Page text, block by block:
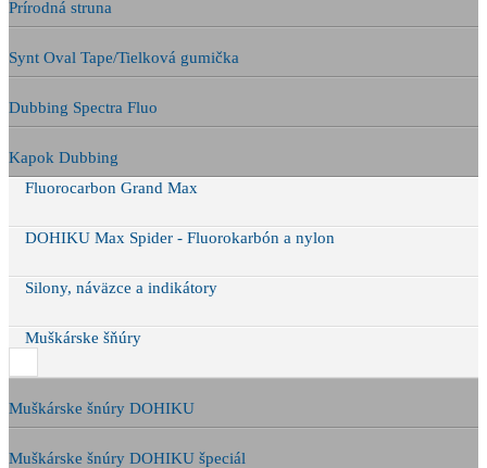
Prírodná struna
Synt Oval Tape/Tielková gumička
Dubbing Spectra Fluo
Kapok Dubbing
Fluorocarbon Grand Max
DOHIKU Max Spider - Fluorokarbón a nylon
Silony, náväzce a indikátory
Muškárske šňúry
Muškárske šnúry DOHIKU
Muškárske šnúry DOHIKU špeciál